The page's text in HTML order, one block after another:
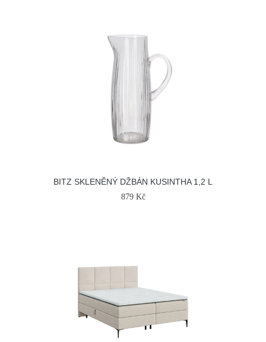
BITZ SKLENĚNÝ DŽBÁN KUSINTHA 1,2 L
879 Kč